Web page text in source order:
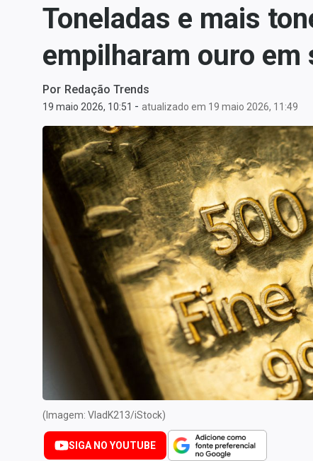
Carteiras Recomendadas
Central de Fundos
Central dos IPOs
Finanças Pessoais
Mercados
Economia
Empresas
Conteúdo de Marca
Expediente
Toneladas e mais
empilharam ouro
Por Redação Trends
19 maio 2026, 10:51 - atualizado em 19 maio 2026, 11:49
(Imagem: VladK213/iStock)
SIGA NO YOUTUBE